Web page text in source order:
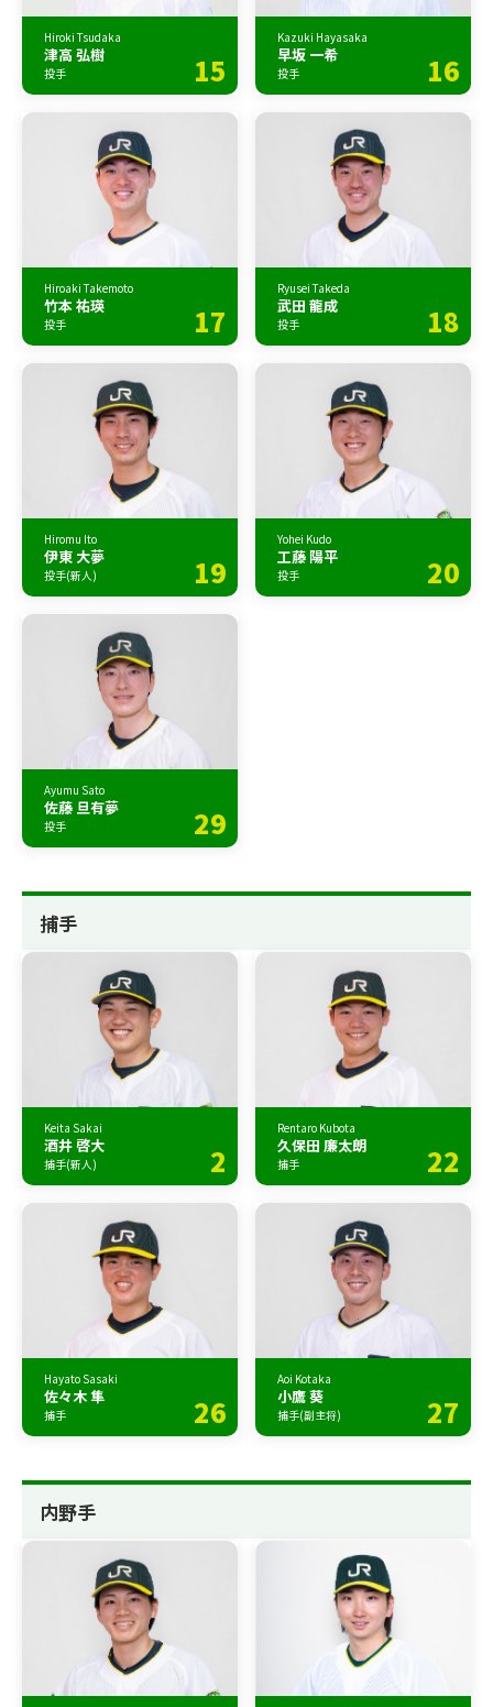
Hiroki Tsudaka
津高 弘樹
投手 15
Kazuki Hayasaka
早坂 一希
投手 16
Hiroaki Takemoto
竹本 祐瑛
投手 17
Ryusei Takeda
武田 龍成
投手 18
Hiromu Ito
伊東 大夢
投手(新人) 19
Yohei Kudo
工藤 陽平
投手 20
Ayumu Sato
佐藤 旦有夢
投手 29
捕手
Keita Sakai
酒井 啓大
捕手(新人) 2
Rentaro Kubota
久保田 廉太朗
捕手 22
Hayato Sasaki
佐々木 隼
捕手 26
Aoi Kotaka
小鷹 葵
捕手(副主将) 27
内野手